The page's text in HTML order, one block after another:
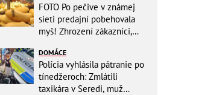
FOTO Po pečive v známej
sieti predajní pobehovala
myš! Zhrození zákazníci,
DOMÁCE
Polícia vyhlásila pátranie po
tínedžeroch: Zmlátili
taxikára v Seredi, muž